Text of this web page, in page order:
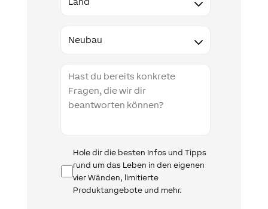
Infomail
Hole dir die besten Infos und Tipps
rund um das Leben in den eigenen
vier Wänden, limitierte
Produktangebote und mehr.